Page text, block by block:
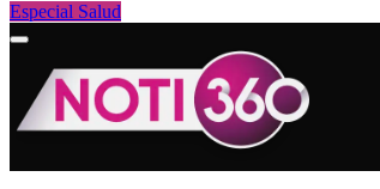
Especial Salud